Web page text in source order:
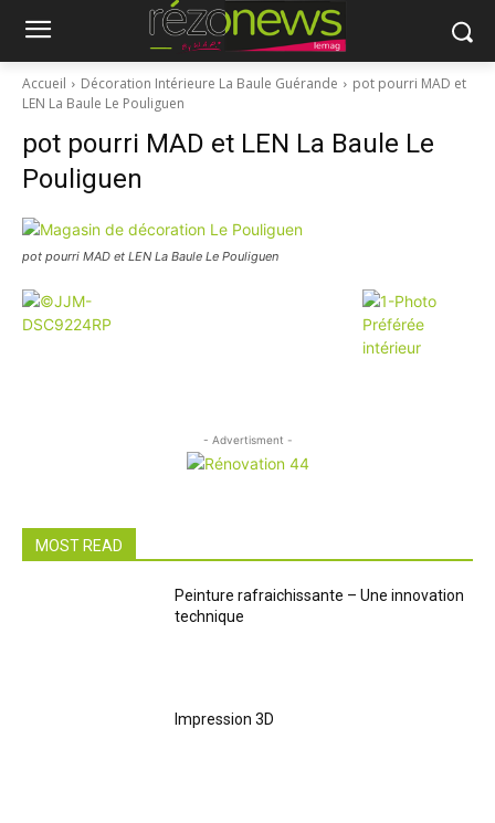
Accueil Décoration Intérieure La Baule Guérande
pot pourri MAD et
LEN La Baule Le Pouliguen
pot pourri MAD et LEN La Baule Le
Pouliguen
pot pourri MAD et LEN La Baule Le Pouliguen
- Advertisment -
MOST READ
Peinture rafraichissante – Une innovation
technique
Impression 3D